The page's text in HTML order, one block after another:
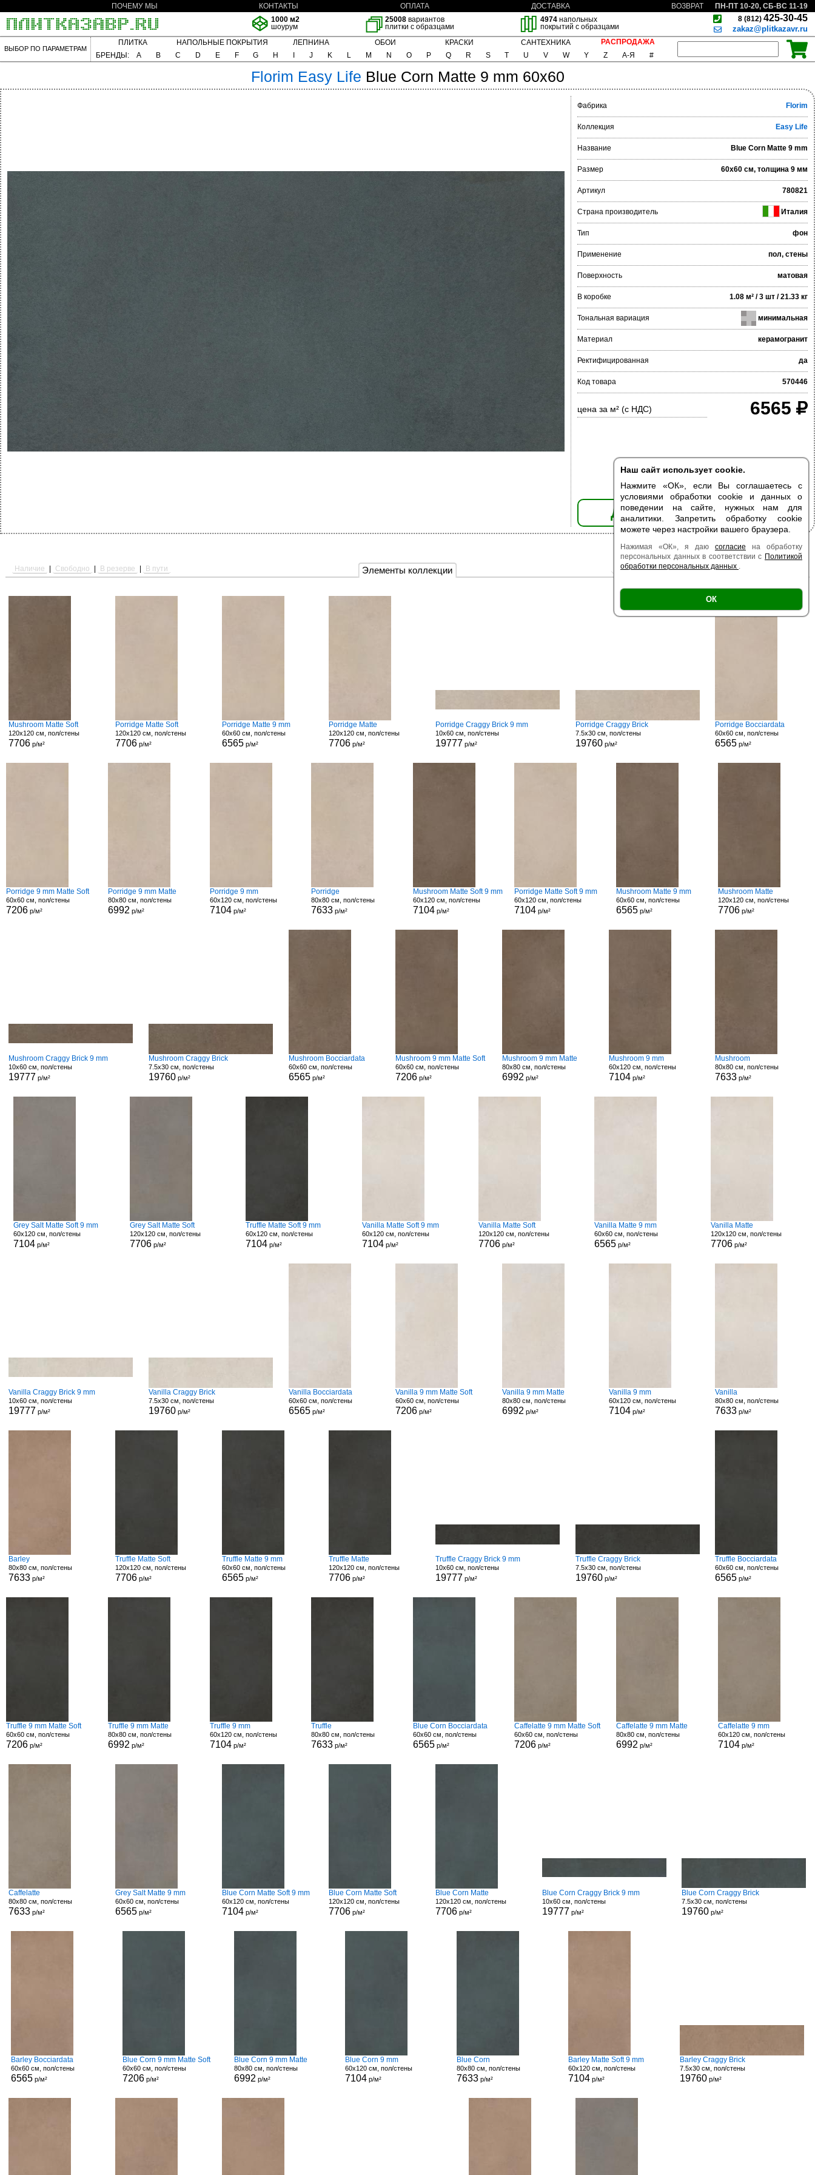
Наш сайт использует cookie.
Нажмите «ОК», если Вы соглашаетесь с
условиями обработки cookie и данных о
поведении на сайте, нужных нам для
аналитики. Запретить обработку cookie
можете через настройки вашего браузера.
Нажимая «ОК», я даю согласие на обработку
персональных данных в соответствии с Политикой
обработки персональных данных .
ОК
ПОЧЕМУ МЫ КОНТАКТЫ ОПЛАТА ДОСТАВКА ВОЗВРАТ
ПН-ПТ 10-20, СБ-ВС 11-19
1000 м2
шоурум
25008 вариантов
плитки с образцами
4974напольных
покрытий с образцами
8 (812) 425-30-45
zakaz@plitkazavr.ru
ВЫБОР ПО ПАРАМЕТРАМ
ПЛИТКА НАПОЛЬНЫЕ ПОКРЫТИЯ ЛЕПНИНА ОБОИ КРАСКИ САНТЕХНИКА
РАСПРОДАЖА
БРЕНДЫ:
A B C D E F G H J K L M N O P Q R S T U V W Y Z А-Я #
Florim Easy Life Blue Corn Matte 9 mm 60x60
Фабрика Florim
Коллекция Easy Life
Название Blue Corn Matte 9 mm
Размер 60x60 см, толщина 9 мм
Артикул 780821
Страна производитель Италия
Тип фон
Применение пол, стены
Поверхность матовая
В коробке 1.08 м² / 3 шт / 21.33 кг
Тональная вариация минимальная
Материал керамогранит
Ректифицированная да
Код товара 570446
цена за м² (с НДС) 6565
ДОБАВИТЬ В КОРЗИНУ
Элементы коллекции
Наличие Свободно В резерве В пути Есть образец | Поверхность |
Mushroom Matte Soft
120x120 см, пол/стены
7706 р/м²
Porridge Matte Soft
120x120 см, пол/стены
7706 р/м²
Porridge Matte 9 mm
60x60 см, пол/стены
6565 р/м²
Porridge Matte
120x120 см, пол/стены
7706р/м²
Porridge Craggy Brick 9 mm
10x60 см, пол/стены
19777 р/м²
Porridge Craggy Brick
7.5x30 см, пол/стены
19760р/м²
Porridge Bocciardata
60x60 см, пол/стены
6565 р/м²
Porridge 9 mm Matte Soft
60x60 см, пол/стены
7206 р/м²
Porridge 9 mm Matte
80x80 см, пол/стены
6992 р/м²
Porridge 9 mm
60x120 см, пол/стены
7104р/м²
Porridge
80x80 см, пол/стены
7633 р/м²
Mushroom Matte Soft 9 mm
60x120 см, пол/стены
7104р/м²
Porridge Matte Soft 9 mm
60x120 см, пол/стены
7104 р/м²
Mushroom Matte 9 mm
60x60 см, пол/стены
6565 р/м²
Mushroom Matte
120x120 см, пол/стены
7706р/м²
Mushroom Craggy Brick 9 mm
10x60 см, пол/стены
19777 р/м²
Mushroom Craggy Brick
7.5x30 см, пол/стены
19760 р/м²
Mushroom Bocciardata
60x60 см, пол/стены
6565 р/м²
Mushroom 9 mm Matte Soft
60x60 см, пол/стены
7206р/м²
Mushroom 9 mm Matte
80x80 см, пол/стены
6992 р/м²
Mushroom 9 mm
60x120 см, пол/стены
7104р/м²
Mushroom
80x80 см, пол/стены
7633 р/м²
Grey Salt Matte Soft 9 mm
60x120 см, пол/стены
7104 р/м²
Grey Salt Matte Soft
120x120 см, пол/стены
7706р/м²
Truffle Matte Soft 9 mm
60x120 см, пол/стены
7104 р/м²
Vanilla Matte Soft 9 mm
60x120 см, пол/стены
7104р/м²
Vanilla Matte Soft
120x120 см, пол/стены
7706р/м²
Vanilla Matte 9 mm
60x60 см, пол/стены
6565 р/м²
Vanilla Matte
120x120 см, пол/стены
7706р/м²
Vanilla Craggy Brick 9 mm
10x60 см, пол/стены
19777 р/м²
Vanilla Craggy Brick
7.5x30 см, пол/стены
19760 р/м²
Vanilla Bocciardata
60x60 см, пол/стены
6565 р/м²
Vanilla 9 mm Matte Soft
60x60 см, пол/стены
7206р/м²
Vanilla 9 mm Matte
80x80 см, пол/стены
6992 р/м²
Vanilla 9 mm
60x120 см, пол/стены
7104р/м²
Vanilla
80x80 см, пол/стены
7633 р/м²
Barley
80x80 см, пол/стены
7633 р/м²
Truffle Matte Soft
120x120 см, пол/стены
7706 р/м²
Truffle Matte 9 mm
60x60 см, пол/стены
6565 р/м²
Truffle Matte
120x120 см, пол/стены
7706р/м²
Truffle Craggy Brick 9 mm
10x60 см, пол/стены
19777 р/м²
Truffle Craggy Brick
7.5x30 см, пол/стены
19760р/м²
Truffle Bocciardata
60x60 см, пол/стены
6565 р/м²
Truffle 9 mm Matte Soft
60x60 см, пол/стены
7206 р/м²
Truffle 9 mm Matte
80x80 см, пол/стены
6992 р/м²
Truffle 9 mm
60x120 см, пол/стены
7104р/м²
Truffle
80x80 см, пол/стены
7633 р/м²
Blue Corn Bocciardata
60x60 см, пол/стены
6565р/м²
Caffelatte 9 mm Matte Soft
60x60 см, пол/стены
7206 р/м²
Caffelatte 9 mm Matte
80x80 см, пол/стены
6992 р/м²
Caffelatte 9 mm
60x120 см, пол/стены
7104р/м²
Caffelatte
80x80 см, пол/стены
7633 р/м²
Grey Salt Matte 9 mm
60x60 см, пол/стены
6565 р/м²
Blue Corn Matte Soft 9 mm
60x120 см, пол/стены
7104 р/м²
Blue Corn Matte Soft
120x120 см, пол/стены
7706р/м²
Blue Corn Matte
120x120 см, пол/стены
7706р/м²
Blue Corn Craggy Brick 9 mm
10x60 см, пол/стены
19777 р/м²
Blue Corn Craggy Brick
7.5x30 см, пол/стены
19760 р/м²
Barley Bocciardata
60x60 см, пол/стены
6565 р/м²
Blue Corn 9 mm Matte Soft
60x60 см, пол/стены
7206 р/м²
Blue Corn 9 mm Matte
80x80 см, пол/стены
6992 р/м²
Blue Corn 9 mm
60x120 см, пол/стены
7104 р/м²
Blue Corn
80x80 см, пол/стены
7633 р/м²
Barley Matte Soft 9 mm
60x120 см, пол/стены
7104р/м²
Barley Craggy Brick
7.5x30 см, пол/стены
19760р/м²